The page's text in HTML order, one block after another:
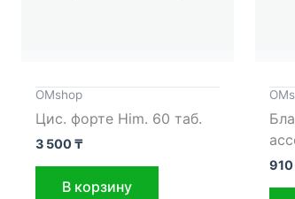
OMshop
Цис. форте Him. 60 таб.
3 500₸
В корзину
910